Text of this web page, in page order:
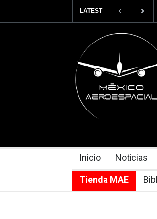
LATEST
Inicio Noticias
Tienda MAE